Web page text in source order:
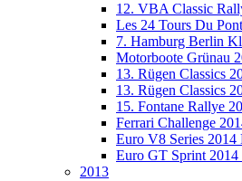
12. VBA Classic
Les 24 Tours Du
7. Hamburg Berlin
Motorboote Grünau
13. Rügen Classics
13. Rügen Classics
15. Fontane Rallye
Ferrari Challenge
Euro V8 Series 2014
Euro GT Sprint 2014
2013